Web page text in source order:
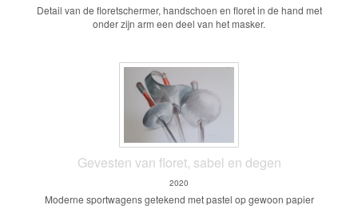
Detail van de floretschermer, handschoen en floret in de hand met
onder zijn arm een deel van het masker.
Gevesten van floret, sabel en degen
2020
Moderne sportwagens getekend met pastel op gewoon papier